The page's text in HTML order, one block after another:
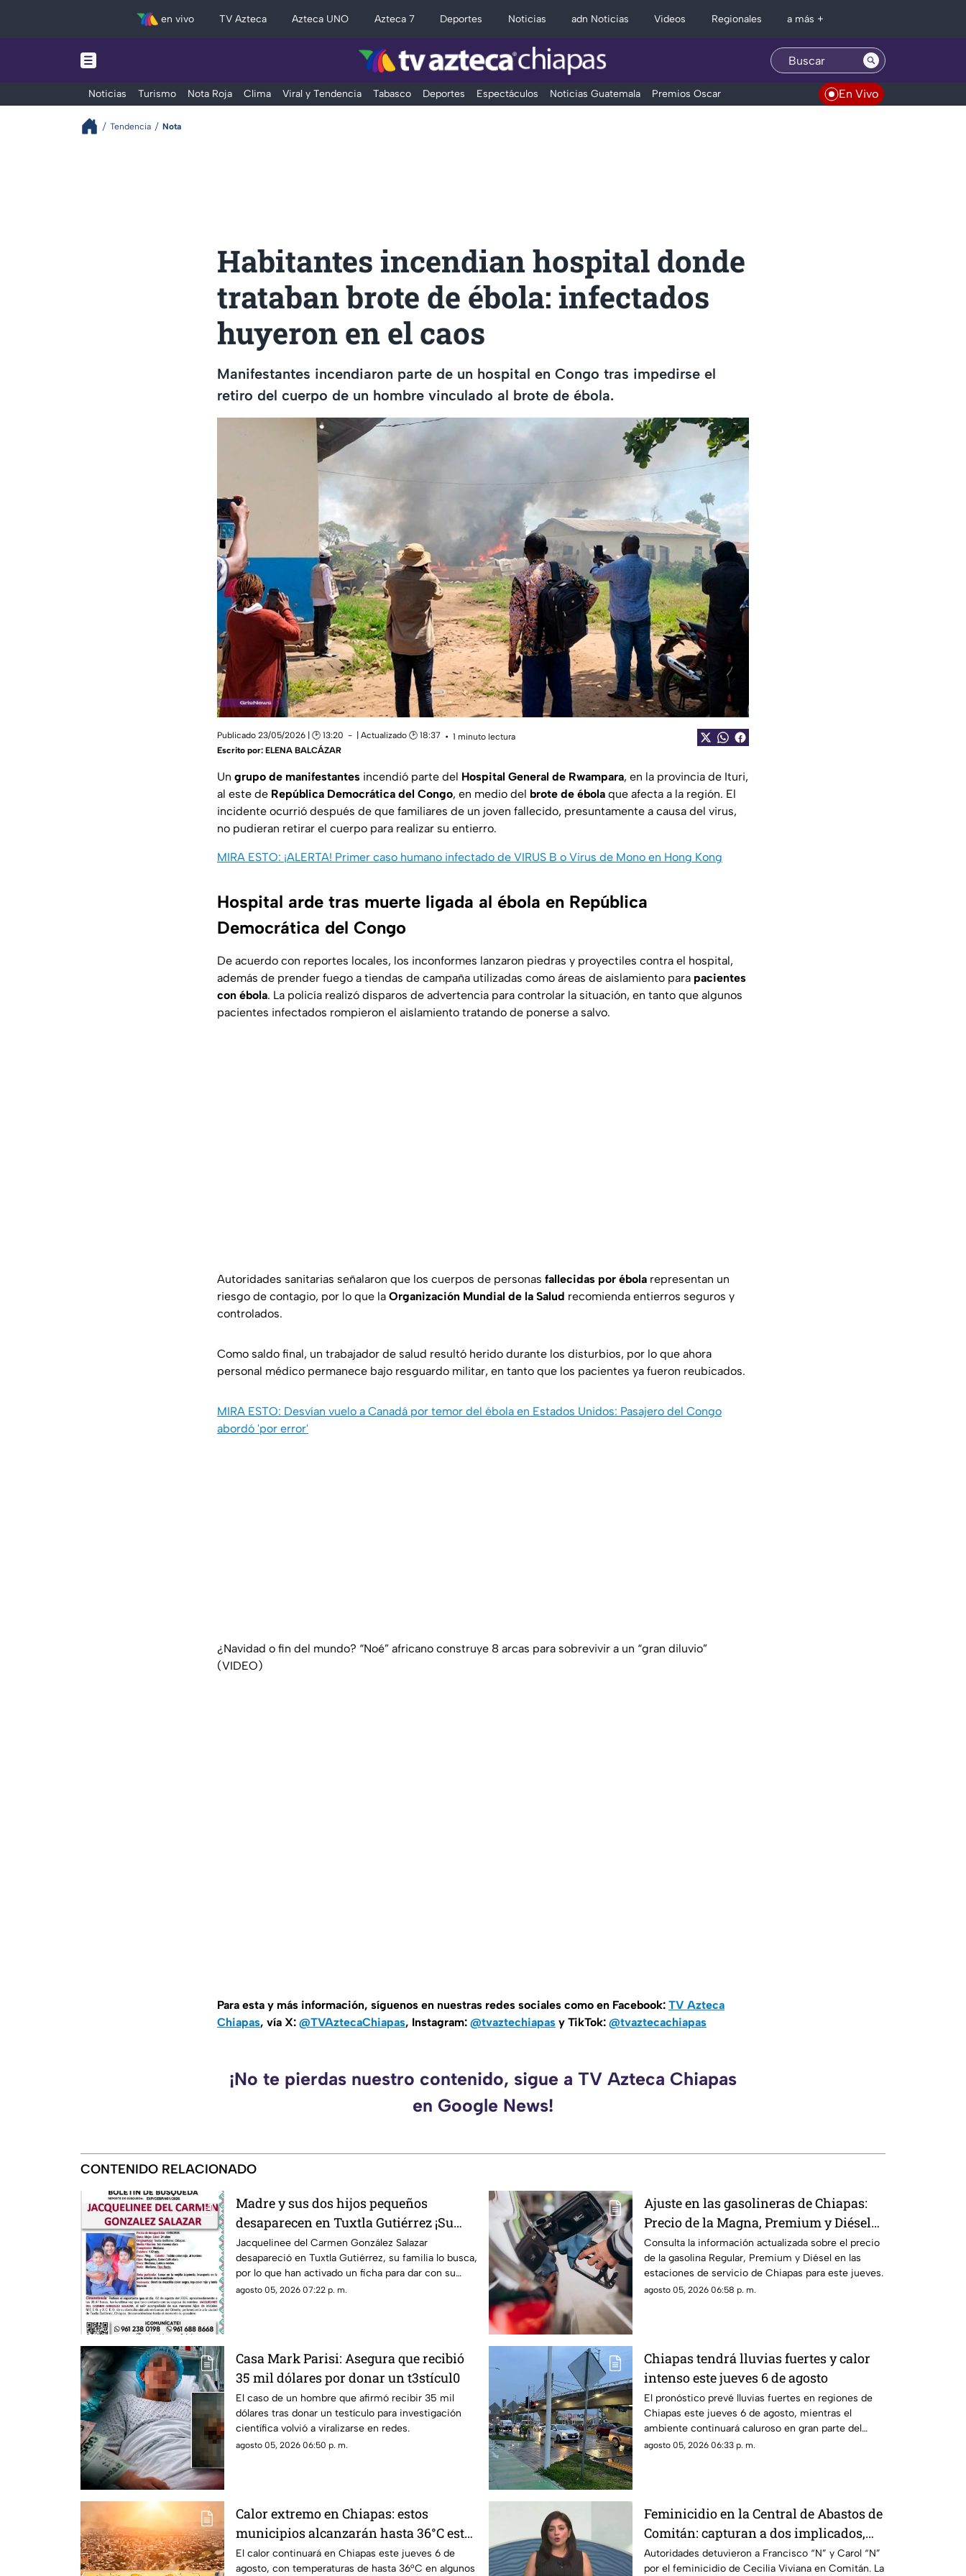
en vivo TV Azteca Azteca UNO Azteca 7 Deportes Noticias adn Noticias Videos Regionales a más +
Noticias Turismo Nota Roja Clima Viral y Tendencia Tabasco Deportes Espectáculos Noticias Guatemala Premios Oscar En Vivo
Tendencia Nota
Habitantes incendian hospital donde
trataban brote de ébola: infectados
huyeron en el caos
Manifestantes incendiaron parte de un hospital en Congo tras impedirse el
retiro del cuerpo de un hombre vinculado al brote de ébola.
Publicado 23/05/2026 | 🕑 13:20 | Actualizado 🕑 18:37
1 minuto lectura
Escrito por: ELENA BALCÁZAR
Un grupo de manifestantes incendió parte del Hospital General de Rwampara, en la provincia de Ituri,
al este de República Democrática del Congo, en medio del brote de ébola que afecta a la región. El
incidente ocurrió después de que familiares de un joven fallecido, presuntamente a causa del virus,
no pudieran retirar el cuerpo para realizar su entierro.
MIRA ESTO: ¡ALERTA! Primer caso humano infectado de VIRUS B o Virus de Mono en Hong Kong
Hospital arde tras muerte ligada al ébola en República
Democrática del Congo
De acuerdo con reportes locales, los inconformes lanzaron piedras y proyectiles contra el hospital,
además de prender fuego a tiendas de campaña utilizadas como áreas de aislamiento para pacientes
con ébola. La policía realizó disparos de advertencia para controlar la situación, en tanto que algunos
pacientes infectados rompieron el aislamiento tratando de ponerse a salvo.
Autoridades sanitarias señalaron que los cuerpos de personas fallecidas por ébola representan un
riesgo de contagio, por lo que la Organización Mundial de la Salud recomienda entierros seguros y
controlados.
Como saldo final, un trabajador de salud resultó herido durante los disturbios, por lo que ahora
personal médico permanece bajo resguardo militar, en tanto que los pacientes ya fueron reubicados.
MIRA ESTO: Desvían vuelo a Canadá por temor del ébola en Estados Unidos: Pasajero del Congo
abordó 'por error'
¿Navidad o fin del mundo? “Noé” africano construye 8 arcas para sobrevivir a un “gran diluvio”
(VIDEO)
Para esta y más información, síguenos en nuestras redes sociales como en Facebook: TV Azteca
Chiapas, vía X: @TVAztecaChiapas, Instagram: @tvaztechiapas y TikTok: @tvaztecachiapas
¡No te pierdas nuestro contenido, sigue a TV Azteca Chiapas
en Google News!
CONTENIDO RELACIONADO
Madre y sus dos hijos pequeños
desaparecen en Tuxtla Gutiérrez ¡Su
esposo levantó una ficha de busqueda!
Jacquelinee del Carmen González Salazar
desapareció en Tuxtla Gutiérrez, su familia lo busca,
por lo que han activado un ficha para dar con su
paradero.
agosto 05, 2026 07:22 p. m.
Ajuste en las gasolineras de Chiapas:
Precio de la Magna, Premium y Diésel
este jueves 6 de agosto
Consulta la información actualizada sobre el precio
de la gasolina Regular, Premium y Diésel en las
estaciones de servicio de Chiapas para este jueves.
agosto 05, 2026 06:58 p. m.
Casa Mark Parisi: Asegura que recibió
35 mil dólares por donar un t3stícul0
El caso de un hombre que afirmó recibir 35 mil
dólares tras donar un testículo para investigación
científica volvió a viralizarse en redes.
agosto 05, 2026 06:50 p. m.
Chiapas tendrá lluvias fuertes y calor
intenso este jueves 6 de agosto
El pronóstico prevé lluvias fuertes en regiones de
Chiapas este jueves 6 de agosto, mientras el
ambiente continuará caluroso en gran parte del
estado.
agosto 05, 2026 06:33 p. m.
Calor extremo en Chiapas: estos
municipios alcanzarán hasta 36°C este
jueves
El calor continuará en Chiapas este jueves 6 de
agosto, con temperaturas de hasta 36°C en algunos
Feminicidio en la Central de Abastos de
Comitán: capturan a dos implicados,
una detención ocurrió en Jalisco
Autoridades detuvieron a Francisco “N” y Carol “N”
por el feminicidio de Cecilia Viviana en Comitán. La